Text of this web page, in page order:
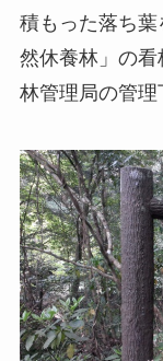
積もった落ち
然休養林」の
林管理局の管理